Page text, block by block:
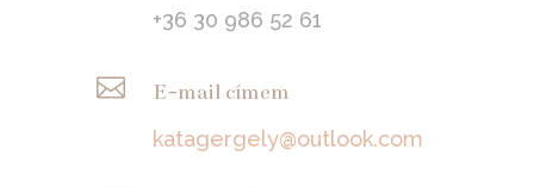
+36 30 986 52 61
 E-mail címem
katagergely@outlook.com